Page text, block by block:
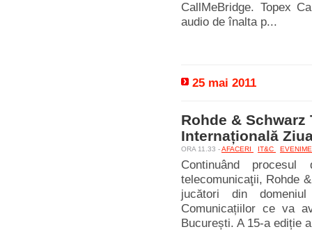
CallMeBridge. Topex
audio de înalta p...
25 mai 2011
Rohde &
Internațională
ORA 11.33 -AFACERI IT&C
Continuând
telecomunicaţii, Rohde
jucători din
Comunicațiilor ce va
București. A 15-a ediție